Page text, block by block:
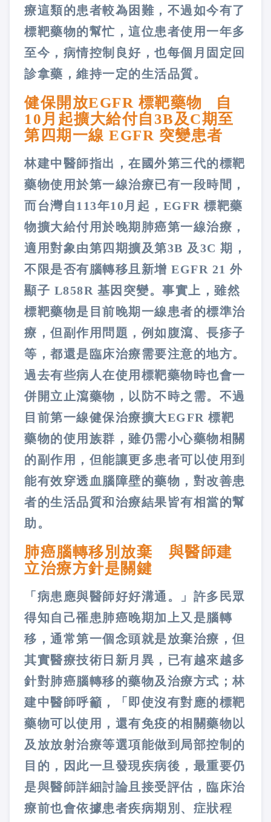
療這類的患者較為困難，不過如今有了
標靶藥物的幫忙，這位患者使用一年多
至今，病情控制良好，也每個月固定回
診拿藥，維持一定的生活品質。
健保開放EGFR 標靶藥物 自
10月起擴大給付自3B及C期至
第四期一線 EGFR 突變患者
林建中醫師指出，在國外第三代的標靶
藥物使用於第一線治療已有一段時間，
而台灣自113年10月起，EGFR 標靶藥
物擴大給付用於晚期肺癌第一線治療，
適用對象由第四期擴及第3B 及3C 期，
不限是否有腦轉移且新增 EGFR 21 外
顯子 L858R 基因突變。事實上，雖然
標靶藥物是目前晚期一線患者的標準治
療，但副作用問題，例如腹瀉、長疹子
等，都還是臨床治療需要注意的地方。
過去有些病人在使用標靶藥物時也會一
併開立止瀉藥物，以防不時之需。不過
目前第一線健保治療擴大EGFR 標靶
藥物的使用族群，雖仍需小心藥物相關
的副作用，但能讓更多患者可以使用到
能有效穿透血腦障壁的藥物，對改善患
者的生活品質和治療結果皆有相當的幫
助。
肺癌腦轉移別放棄 與醫師建
立治療方針是關鍵
「病患應與醫師好好溝通。」許多民眾
得知自己罹患肺癌晚期加上又是腦轉
移，通常第一個念頭就是放棄治療，但
其實醫療技術日新月異，已有越來越多
針對肺癌腦轉移的藥物及治療方式；林
建中醫師呼籲，「即使沒有對應的標靶
藥物可以使用，還有免疫的相關藥物以
及放放射治療等選項能做到局部控制的
目的，因此一旦發現疾病後，最重要仍
是與醫師詳細討論且接受評估，臨床治
療前也會依據患者疾病期別、症狀程